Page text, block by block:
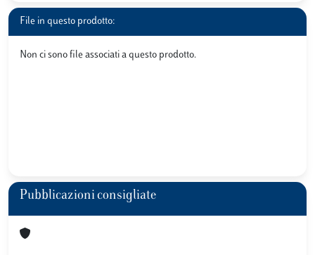
File in questo prodotto:
Non ci sono file associati a questo prodotto.
Pubblicazioni consigliate